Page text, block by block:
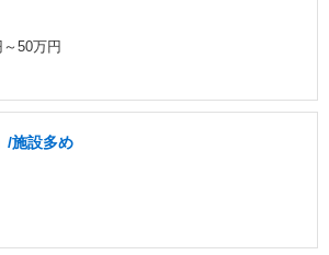
～50万円
/施設多め